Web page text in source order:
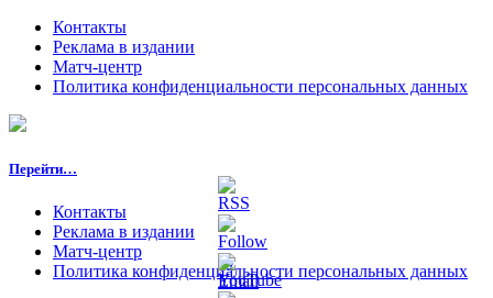
Контакты
Реклама в издании
Матч-центр
Политика конфиденциальности персональных данных
Перейти…
Контакты
Реклама в издании
Матч-центр
Политика конфиденциальности персональных данных